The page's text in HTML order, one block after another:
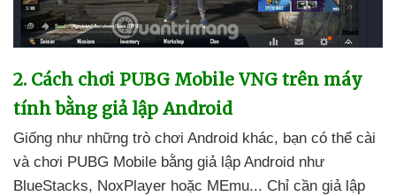
2. Cách chơi PUBG Mobile VNG trên máy
tính bằng giả lập Android
Giống như những trò chơi Android khác, bạn có thể cài
và chơi PUBG Mobile bằng giả lập Android như
BlueStacks, NoxPlayer hoặc MEmu... Chỉ cần giả lập